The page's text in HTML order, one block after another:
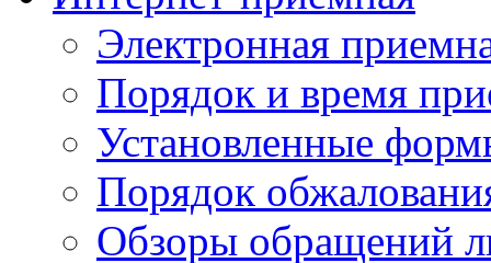
Электронная
Порядок и время
Установленные
Порядок
Обзоры обращений